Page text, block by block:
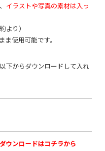
イラストや写真の素材は入っ
より）
ま使用可能です。
下からダウンロードして入れ
ウンロードはコチラから